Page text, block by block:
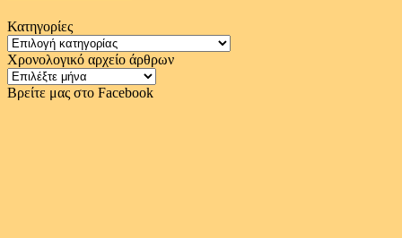
Κατηγορίες
Κατηγορίες
Χρονολογικό αρχείο άρθρων
Χρονολογικό
αρχείο
Βρείτε μας στο Facebook